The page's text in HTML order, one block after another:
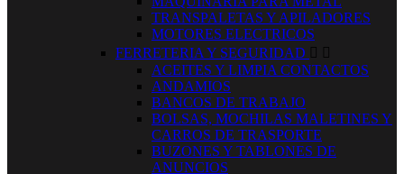
TRANSPALETAS Y APILADORES
MOTORES ELECTRICOS
FERRETERIA Y SEGURIDAD  
ACEITES Y LIMPIA CONTACTOS
ANDAMIOS
BANCOS DE TRABAJO
BOLSAS, MOCHILAS MALETINES Y
CARROS DE TRASPORTE
BUZONES Y TABLONES DE
ANUNCIOS